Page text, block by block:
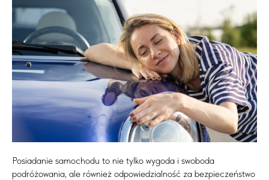
Posiadanie samochodu to nie tylko wygoda i swoboda
podróżowania, ale również odpowiedzialność za bezpieczeństwo